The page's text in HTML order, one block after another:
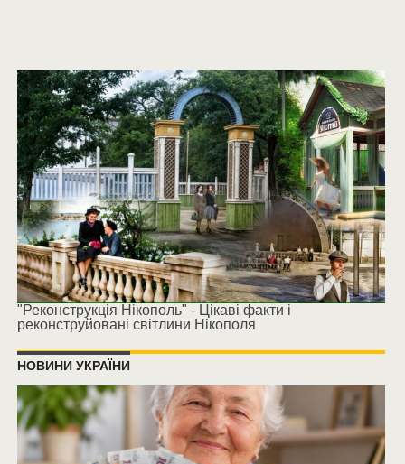
"Реконструкція Нікополь" - Цікаві факти і
реконструйовані світлини Нікополя
НОВИНИ УКРАЇНИ